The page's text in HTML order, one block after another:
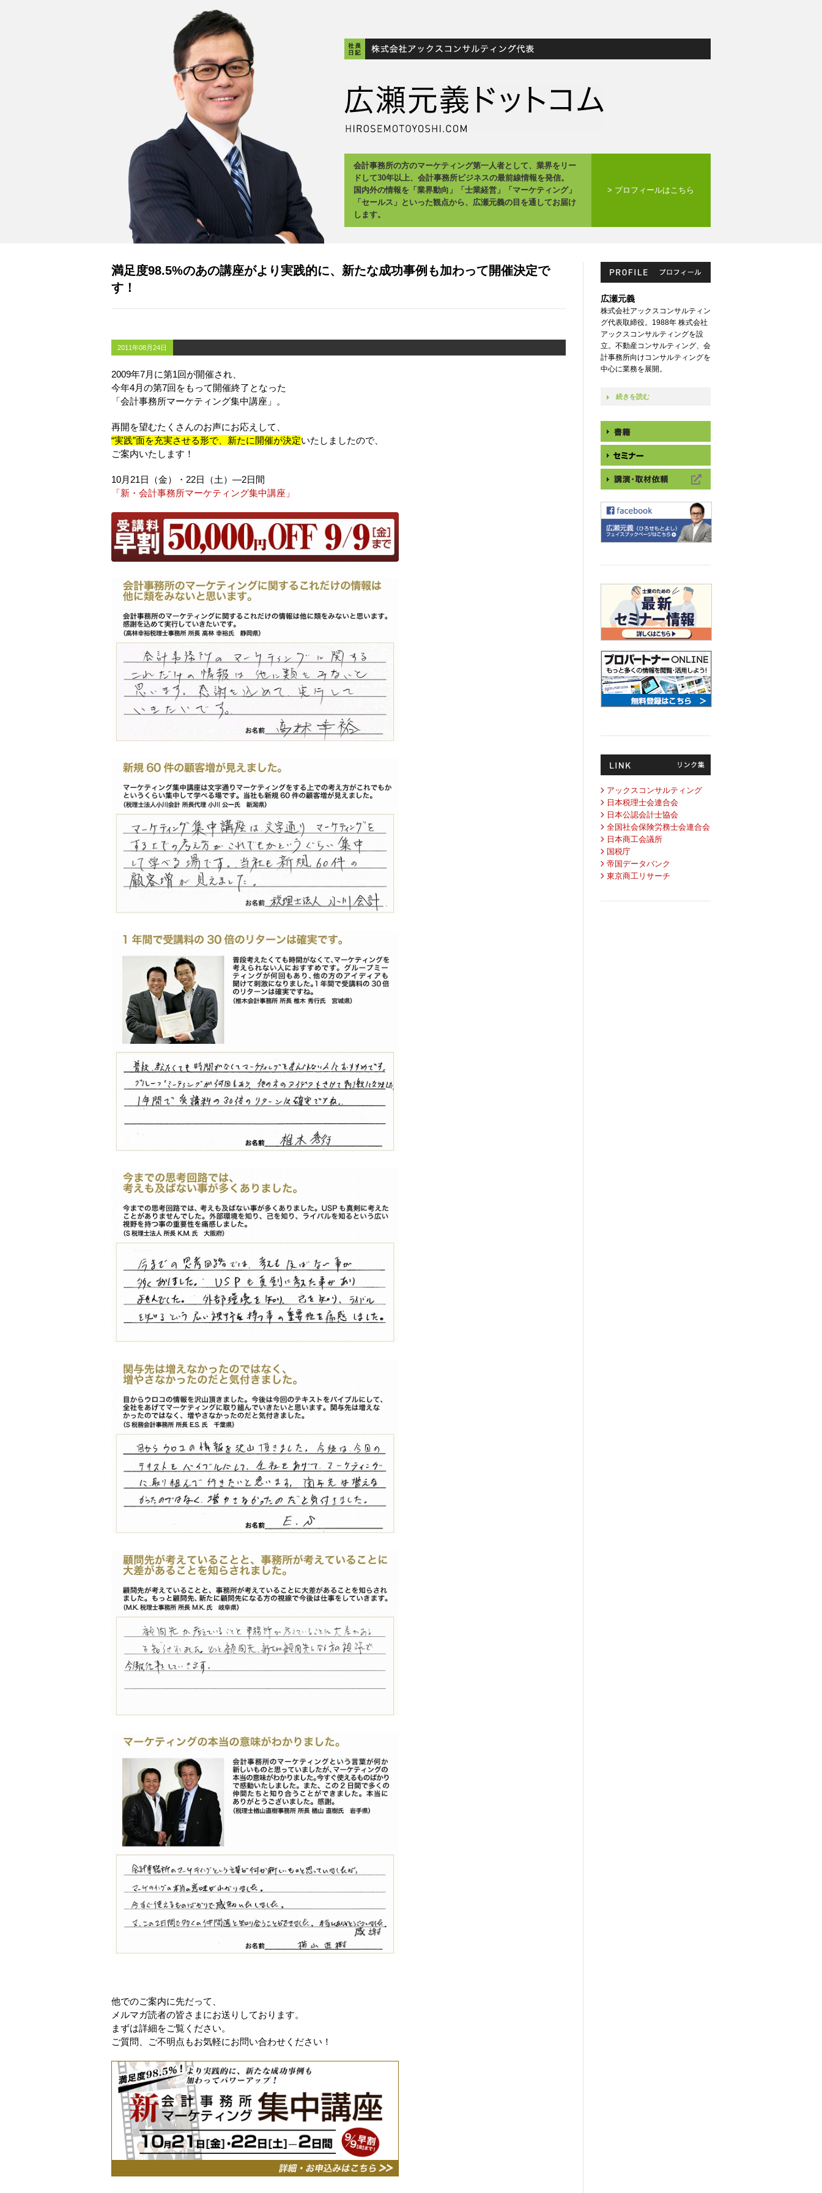
会計事務所の方のマーケティング第一人者として、業界をリー
ドして30年以上、会計事務所ビジネスの最前線情報を発信。
国内外の情報を「業界動向」「士業経営」「マーケティング」
「セールス」といった観点から、広瀬元義の目を通してお届け
します。
> プロフィールはこちら
満足度98.5%のあの講座がより実践的に、新たな成功事例も加わって開催決定で
す！
2011年08月24日
2009年7月に第1回が開催され、
今年4月の第7回をもって開催終了となった
「会計事務所マーケティング集中講座」。
再開を望むたくさんのお声にお応えして、
“実践”面を充実させる形で、新たに開催が決定いたしましたので、
ご案内いたします！
10月21日（金）・22日（土）―2日間
「新・会計事務所マーケティング集中講座」
他でのご案内に先だって、
メルマガ読者の皆さまにお送りしております。
まずは詳細をご覧ください。
ご質問、ご不明点もお気軽にお問い合わせください！
広瀬元義
株式会社アックスコンサルティン
グ代表取締役。1988年 株式会社
アックスコンサルティングを設
立。不動産コンサルティング、会
計事務所向けコンサルティングを
中心に業務を展開。
続きを読む
アックスコンサルティング
日本税理士会連合会
日本公認会計士協会
全国社会保険労務士会連合会
日本商工会議所
国税庁
帝国データバンク
東京商工リサーチ